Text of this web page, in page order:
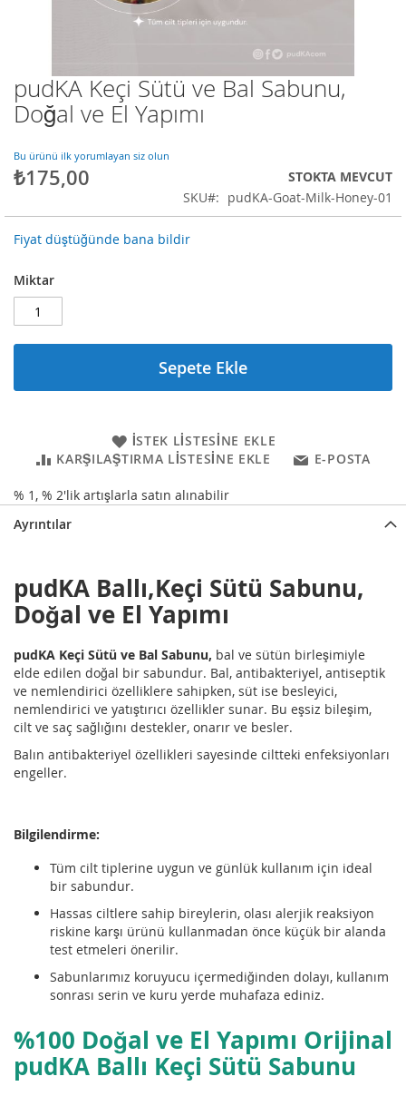
Resim
galerisinin
başlangıcına
pudKA Keçi Sütü ve Bal Sabunu,
Doğal ve El Yapımı
Bu ürünü ilk yorumlayan siz olun
₺175,00
STOKTA MEVCUT
SKU
pudKA-Goat-Milk-Honey-01
Fiyat düştüğünde bana bildir
Miktar
Sepete Ekle
İSTEK LISTESINE EKLE
KARŞILAŞTIRMA LISTESINE EKLE
E-POSTA
% 1, % 2'lik artışlarla satın alınabilir
Ayrıntılar
pudKA Ballı,Keçi Sütü Sabunu,
Doğal ve El Yapımı
pudKA Keçi Sütü ve Bal Sabunu, bal ve sütün birleşimiyle
elde edilen doğal bir sabundur. Bal, antibakteriyel, antiseptik
ve nemlendirici özelliklere sahipken, süt ise besleyici,
nemlendirici ve yatıştırıcı özellikler sunar. Bu eşsiz bileşim,
cilt ve saç sağlığını destekler, onarır ve besler.
Balın antibakteriyel özellikleri sayesinde ciltteki enfeksiyonları
engeller.
Bilgilendirme:
Tüm cilt tiplerine uygun ve günlük kullanım için ideal
bir sabundur.
Hassas ciltlere sahip bireylerin, olası alerjik reaksiyon
riskine karşı ürünü kullanmadan önce küçük bir alanda
test etmeleri önerilir.
Sabunlarımız koruyucu içermediğinden dolayı, kullanım
sonrası serin ve kuru yerde muhafaza ediniz.
%100 Doğal ve El Yapımı Orijinal
pudKA Ballı Keçi Sütü Sabunu